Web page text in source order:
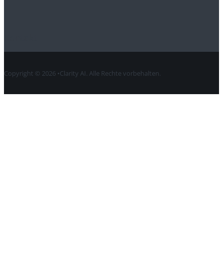
Copyright © 2026 •Clarity AI. Alle Rechte vorbehalten.